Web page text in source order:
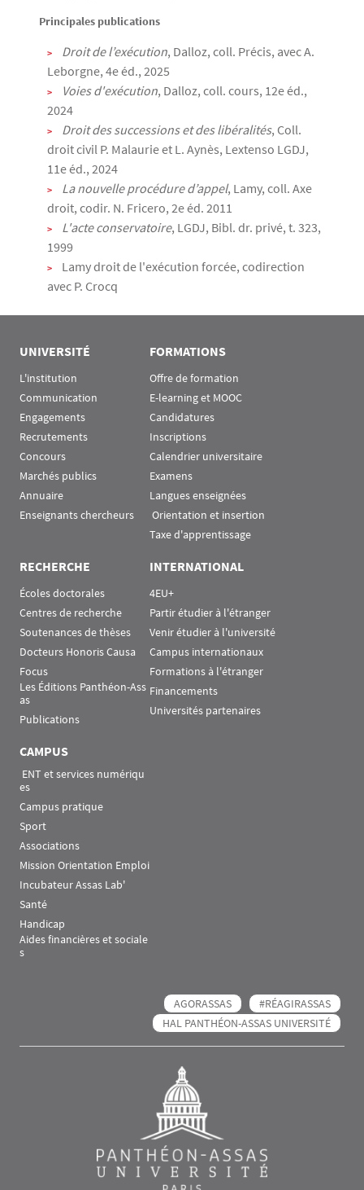
Principales publications
Droit de l’exécution, Dalloz, coll. Précis, avec A.
Leborgne, 4e éd., 2025
Voies d'exécution, Dalloz, coll. cours, 12e éd.,
2024
Droit des successions et des libéralités, Coll.
droit civil P. Malaurie et L. Aynès, Lextenso LGDJ,
11e éd., 2024
La nouvelle procédure d’appel, Lamy, coll. Axe
droit, codir. N. Fricero, 2e éd. 2011
L'acte conservatoire, LGDJ, Bibl. dr. privé, t. 323,
1999
Lamy droit de l'exécution forcée, codirection
avec P. Crocq
UNIVERSITÉ
L'institution
Communication
Engagements
Recrutements
Concours
Marchés publics
Annuaire
Enseignants chercheurs
FORMATIONS
Offre de formation
E-learning et MOOC
Candidatures
Inscriptions
Calendrier universitaire
Examens
Langues enseignées
Orientation et insertion
Taxe d'apprentissage
RECHERCHE
Écoles doctorales
Centres de recherche
Soutenances de thèses
Docteurs Honoris Causa
Focus
Les Éditions Panthéon-Ass
as
Publications
INTERNATIONAL
4EU+
Partir étudier à l'étranger
Venir étudier à l'université
Campus internationaux
Formations à l'étranger
Financements
Universités partenaires
CAMPUS
es
Campus pratique
Sport
Associations
Mission Orientation Emploi
Incubateur Assas Lab'
Santé
Handicap
Aides financières et sociale
s
AGORASSAS
#RÉAGIRASSAS
HAL PANTHÉON-ASSAS UNIVERSITÉ